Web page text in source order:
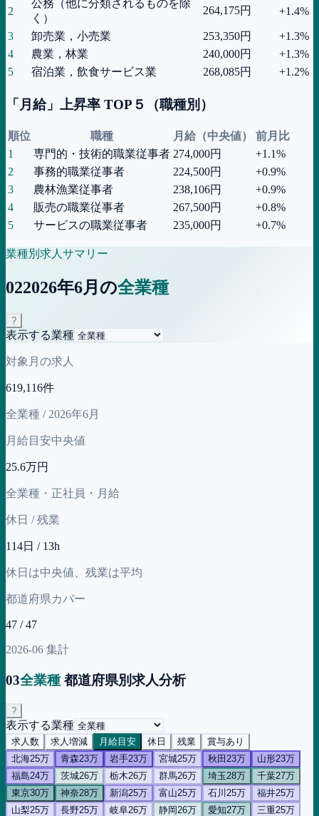
2
公務（他に分類されるものを除
く）
264,175円 +1.4%
3 卸売業，小売業 253,350円
+1.3%
4
農業，林業 240,000円
+1.3%
5
宿泊業，飲食サービス業 268,085円 +1.2%
「月給」上昇率 TOP５（職種別）
順位 職種 月給（中央値）
前月比
1
専門的・技術的職業従事者 274,000円
+1.1%
2
事務的職業従事者 224,500円
+0.9%
3
農林漁業従事者 238,106円
+0.9%
4
販売の職業従事者 267,500円
+0.8%
5
サービスの職業従事者 235,000円 +0.7%
業種別求人サマリー
022026年6月の全業種
?
表示する業種
対象月の求人
619,116件
全業種 / 2026年6月
月給目安中央値
25.6万円
全業種・正社員・月給
休日 / 残業
114日 / 13h
休日は中央値、残業は平均
都道府県カバー
47 / 47
2026-06 集計
03全業種 都道府県別求人分析
?
表示する業種
求人数 求人増減 月給目安 休日 残業
賞与あり
北海25万 青森23万 岩手23万 宮城25万 秋田 23万 山形23万
福島24万 茨城26万 栃木26万 群馬26万 埼玉28万 千葉27万
東京30万 神奈28万 新潟25万 富山25万 石川 25万 福井25万
山梨25万 長野25万 岐阜26万 静岡26万 愛知27万 三重25万